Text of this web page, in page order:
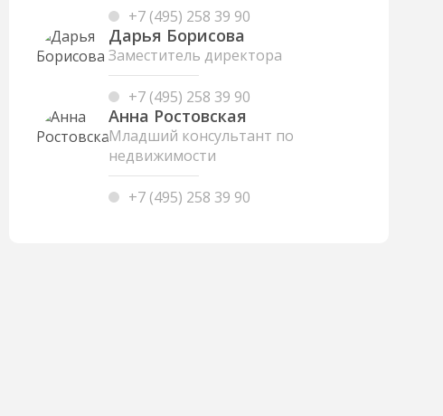
+7 (495) 258 39 90
Дарья Борисова
Заместитель директора
+7 (495) 258 39 90
Анна Ростовская
Младший консультант по
недвижимости
+7 (495) 258 39 90